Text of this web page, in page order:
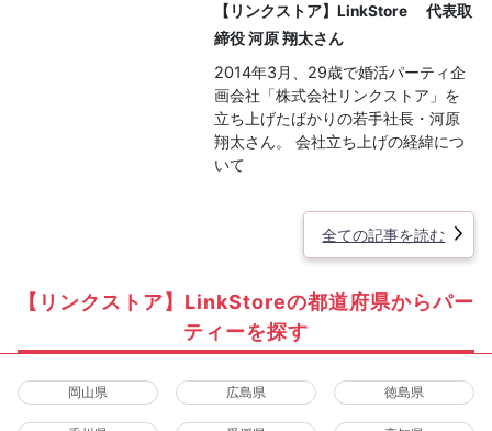
【リンクストア】LinkStore 代表取
締役 河原 翔太さん
2014年3月、29歳で婚活パーティ企
画会社「株式会社リンクストア」を
立ち上げたばかりの若手社長・河原
翔太さん。 会社立ち上げの経緯につ
いて
全ての記事を読む
【リンクストア】LinkStoreの都道府県からパー
ティーを探す
岡山県 広島県 徳島県